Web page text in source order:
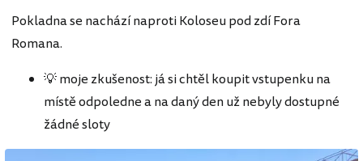
Pokladna se nachází naproti Koloseu pod zdí Fora
Romana.
💡 moje zkušenost: já si chtěl koupit vstupenku na
místě odpoledne a na daný den už nebyly dostupné
žádné sloty